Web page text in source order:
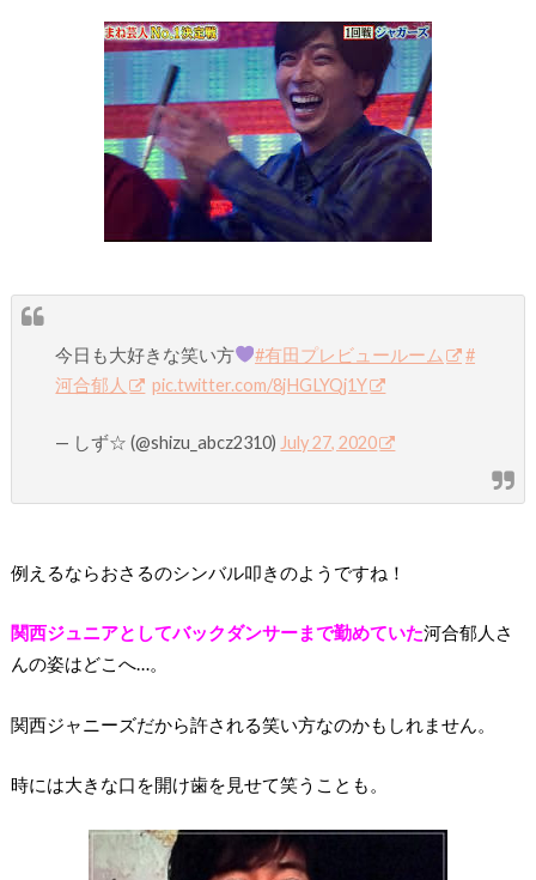
今日も大好きな笑い方 #有田プレビュールーム
#
河合郁人
pic.twitter.com/8jHGLYQj1Y
— しず☆ (@shizu_abcz2310) July 27, 2020
例えるならおさるのシンバル叩きのようですね！
関西ジュニアとしてバックダンサーまで勤めていた河合郁人さ
んの姿はどこへ…。
関西ジャニーズだから許される笑い方なのかもしれません。
時には大きな口を開け歯を見せて笑うことも。